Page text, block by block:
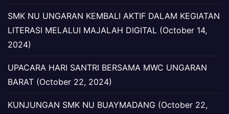
SMK NU UNGARAN KEMBALI AKTIF DALAM KEGIATAN
LITERASI MELALUI MAJALAH DIGITAL (October 14,
2024)
UPACARA HARI SANTRI BERSAMA MWC UNGARAN
BARAT (October 22, 2024)
KUNJUNGAN SMK NU BUAYMADANG (October 22,